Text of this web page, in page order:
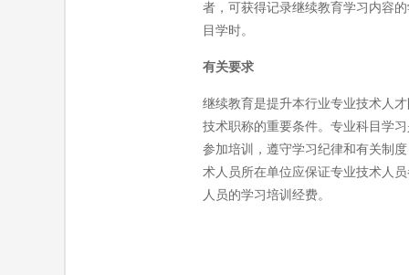
者，可获得记录继续教育学习内容
目学时。
有关要求
继续教育是提升本行业专业技术人
技术职称的重要条件。专业科目学
参加培训，遵守学习纪律和有关制
术人员所在单位应保证专业技术人
人员的学习培训经费。